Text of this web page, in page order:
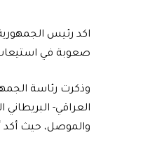
اكد رئيس
صعوبة في
وذكرت رئاسة
العراقي-
والموصل، حيث أكد